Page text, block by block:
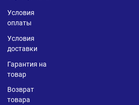
Условия
оплаты
Условия
доставки
Гарантия на
товар
Возврат
товара